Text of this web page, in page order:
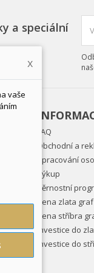
a speciální
FAQ
Obchodní a
Zpracování
Výkup
Věrnostní
Cena zlata graf
Cena stříbra
Investice do
Investice do
x
vaše